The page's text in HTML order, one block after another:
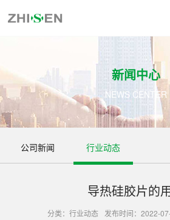
新闻中心
NEWS CENTER
公司新闻 行业动态
导热硅胶片的
分类：行业动态 发布时间：2022-